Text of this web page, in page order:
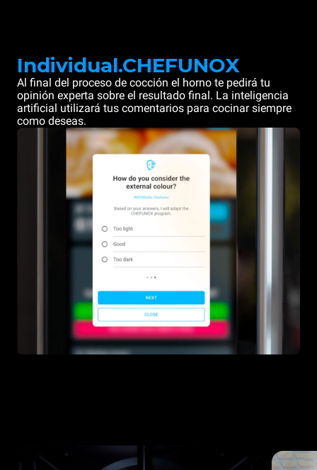
Individual.CHEFUNOX
Al final del proceso de cocción el horno te pedirá tu
opinión experta sobre el resultado final. La inteligencia
artificial utilizará tus comentarios para cocinar siempre
como deseas.